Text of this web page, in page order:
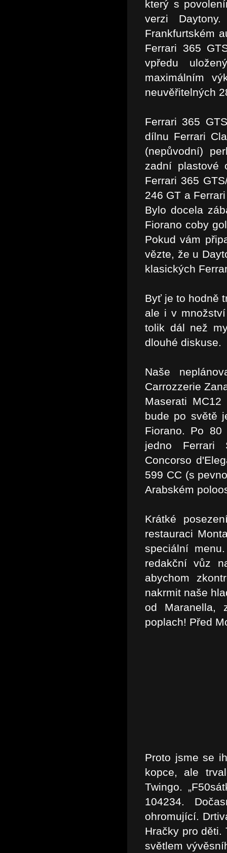
který s
verzi
Frankfurtském
Ferrari 365
vpředu
maximálním
neuvěřitelných
Ferrari 365
dílnu Ferrari
(nepůvodní)
zadní plastové
Ferrari 365
246 GT a
Bylo docela
Fiorano coby
Pokud vám
vězte, že u
klasických
Byť je to hodně
ale i v
tolik dál než
dlouhé diskuse.
Naše
Carrozzerie
Maserati
bude po světě
Fiorano. Po 80
jedno Ferrari
Concorso
599 CC (s
Arabském
Krátké
restauraci
speciální
redakční vůz
abychom
nakrmit naše
od Maranella,
poplach! Před
Proto jsme se
kopce, ale
Twingo.
104234.
ohromující.
Hračky pro děti.
světlem